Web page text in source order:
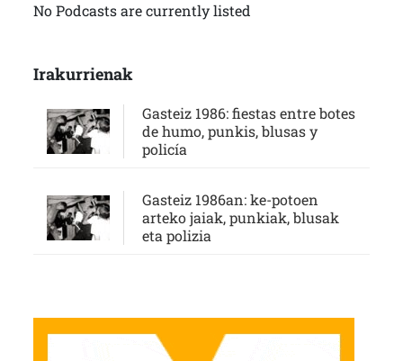
No Podcasts are currently listed
Irakurrienak
Gasteiz 1986: fiestas entre botes
de humo, punkis, blusas y
policía
Gasteiz 1986an: ke-potoen
arteko jaiak, punkiak, blusak
eta polizia